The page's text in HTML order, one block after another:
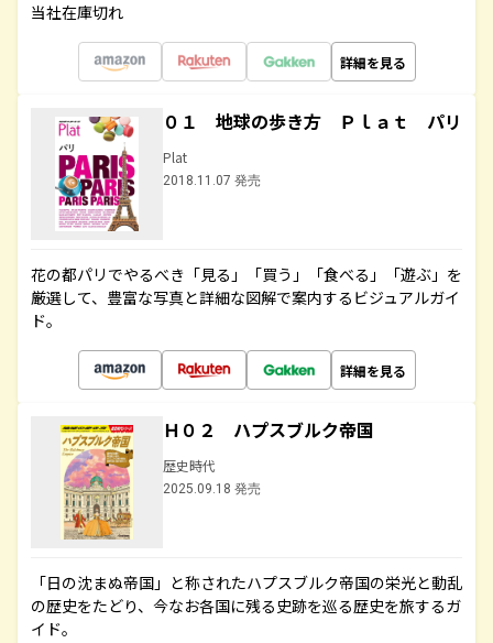
当社在庫切れ
詳細を見る
０１ 地球の歩き方 Ｐｌａｔ パリ
Plat
2018.11.07 発売
花の都パリでやるべき「見る」「買う」「食べる」「遊ぶ」を
厳選して、豊富な写真と詳細な図解で案内するビジュアルガイ
ド。
詳細を見る
Ｈ０２ ハプスブルク帝国
歴史時代
2025.09.18 発売
「日の沈まぬ帝国」と称されたハプスブルク帝国の栄光と動乱
の歴史をたどり、今なお各国に残る史跡を巡る歴史を旅するガ
イド。